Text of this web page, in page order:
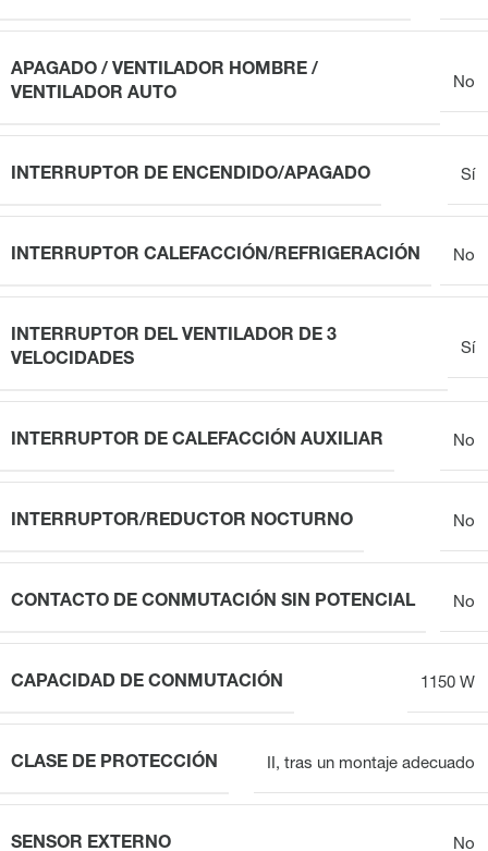
APAGADO / VENTILADOR HOMBRE /
VENTILADOR AUTO
No
INTERRUPTOR DE ENCENDIDO/APAGADO Sí
INTERRUPTOR CALEFACCIÓN/REFRIGERACIÓN No
INTERRUPTOR DEL VENTILADOR DE 3
VELOCIDADES
Sí
INTERRUPTOR DE CALEFACCIÓN AUXILIAR No
INTERRUPTOR/REDUCTOR NOCTURNO No
CONTACTO DE CONMUTACIÓN SIN POTENCIAL No
CAPACIDAD DE CONMUTACIÓN 1150 W
CLASE DE PROTECCIÓN II, tras un montaje adecuado
SENSOR EXTERNO No